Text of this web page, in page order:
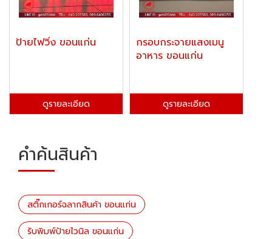
ป้ายไฟวิ่ง ขอนแก่น
ดูรายละเอียด
กรอบกระจายแสงเมนู
อาหาร ขอนแก่น
ดูรายละเอียด
คำค้นสินค้า
สติ๊กเกอร์ฉลากสินค้า ขอนแก่น
รับพิมพ์ป้ายไวนิล ขอนแก่น